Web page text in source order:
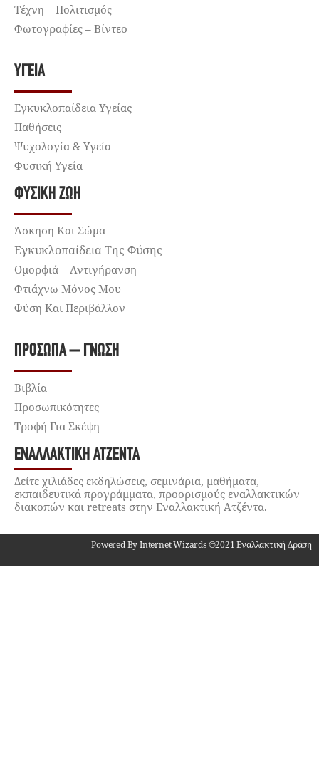
Τέχνη – Πολιτισμός
Φωτογραφίες – Βίντεο
ΥΓΕΊΑ
Εγκυκλοπαίδεια Υγείας
Παθήσεις
Ψυχολογία & Υγεία
Φυσική Υγεία
ΦΥΣΙΚΉ ΖΩΉ
Άσκηση Και Σώμα
Εγκυκλοπαίδεια Της Φύσης
Ομορφιά – Αντιγήρανση
Φτιάχνω Μόνος Μου
Φύση Και Περιβάλλον
ΠΡΌΣΩΠΑ – ΓΝΏΣΗ
Βιβλία
Προσωπικότητες
Τροφή Για Σκέψη
ΕΝΑΛΛΑΚΤΙΚΉ ΑΤΖΈΝΤΑ
Δείτε χιλιάδες εκδηλώσεις, σεμινάρια, μαθήματα,
εκπαιδευτικά προγράμματα, προορισμούς εναλλακτικών
διακοπών και retreats στην Εναλλακτική Ατζέντα.
Powered By Internet Wizards ©2021 Εναλλακτική Δράση